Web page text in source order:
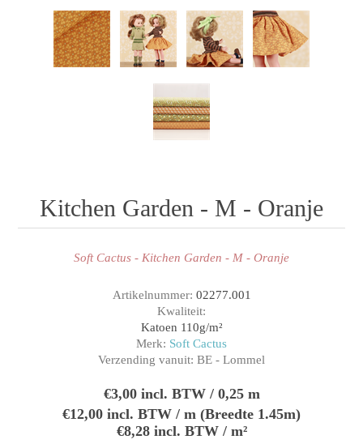
Kitchen Garden - M - Oranje
Soft Cactus - Kitchen Garden - M - Oranje
Artikelnummer: 02277.001
Kwaliteit:
Katoen 110g/m²
Merk: Soft Cactus
Verzending vanuit: BE - Lommel
€3,00 incl. BTW / 0,25 m
€12,00 incl. BTW / m (Breedte 1.45m)
€8,28 incl. BTW / m²